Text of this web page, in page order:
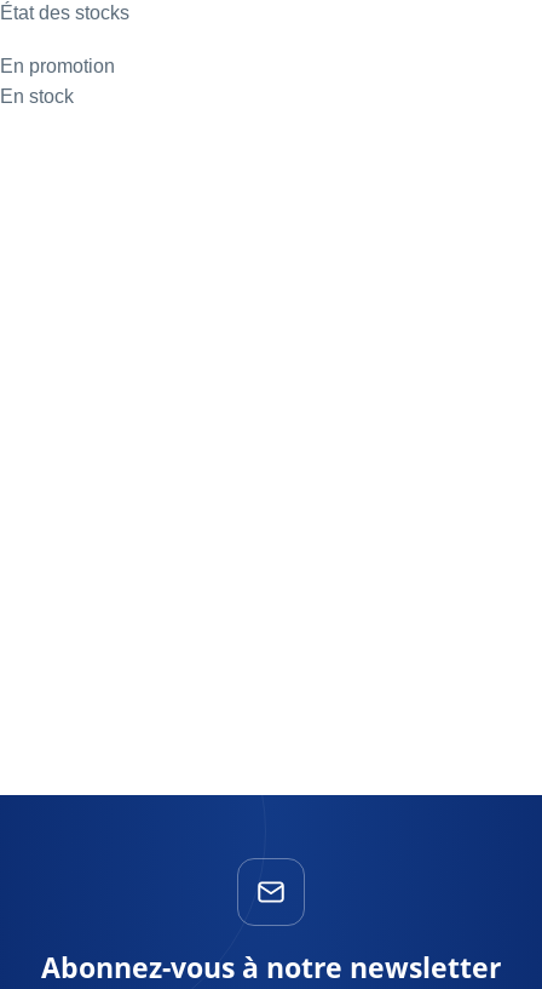
État des stocks
En promotion
En stock
Abonnez-vous à notre newsletter